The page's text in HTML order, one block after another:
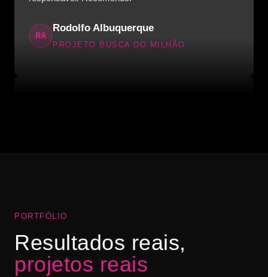
RA
Rodolfo Albuquerque
PROJETO BUSCA DO MILHÃO
PORTFÓLIO
Resultados reais,
projetos reais